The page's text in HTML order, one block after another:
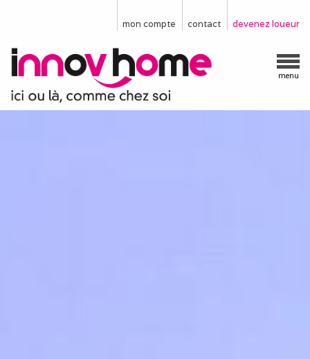
devenez loueur
contact
mon compte
menu